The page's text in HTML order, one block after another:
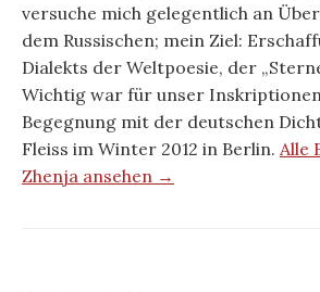
versuche mich gelegentlich an
dem Russischen; mein Ziel:
Dialekts der Weltpoesie, der
Wichtig war für unser
Begegnung mit der deutschen
Fleiss im Winter 2012 in Berlin. Alle
Zhenja ansehen →